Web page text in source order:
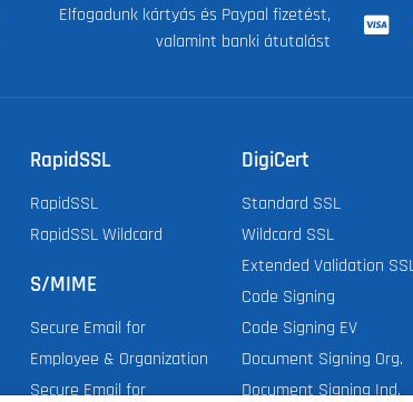
Elfogadunk kártyás és Paypal fizetést,
valamint banki átutalást
RapidSSL
RapidSSL
RapidSSL Wildcard
S/MIME
Secure Email for
Employee & Organization
Secure Email for
DigiCert
Standard SSL
Wildcard SSL
Extended Validation SSL
Code Signing
Code Signing EV
Document Signing Org.
Document Signing Ind.